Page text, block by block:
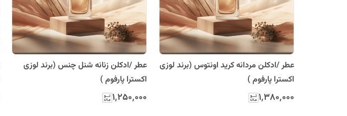
عطر /ادکلن مردانه کرید اونتوس (برند لوزی
اکسترا پارفوم )
۱٬۳۸۰٬۰۰۰
عطر /ادکلن زنانه شنل چنس (برند لوزی
اکسترا پارفوم )
۱٬۲۵۰٬۰۰۰